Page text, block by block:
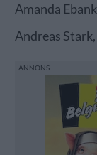
Amanda
Andreas